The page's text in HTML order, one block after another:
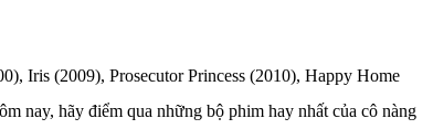
Iris (2009), Prosecutor Princess (2010), Happy Home
nay, hãy điểm qua những bộ phim hay nhất của cô nàng